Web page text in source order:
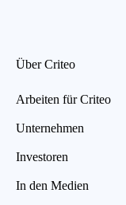
Über Criteo
Arbeiten für Criteo
Unternehmen
Investoren
In den Medien